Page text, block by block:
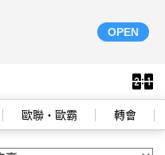
OPEN
歐聯‧歐霸 轉會